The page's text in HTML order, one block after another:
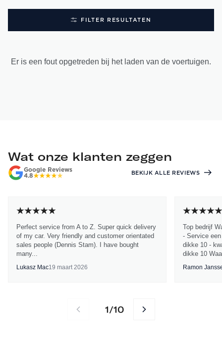
FILTER RESULTATEN
Er is een fout opgetreden bij het laden van de voertuigen.
Wat onze klanten zeggen
Google Reviews
4.8
BEKIJK ALLE REVIEWS
Perfect service from A to Z. Super quick delivery
of my car. Very friendly and customer orientated
sales people (Dennis Stam). I have bought
many...
Lukasz Mac19 maart 2026
Top bedrijf
- Service
dikke 10 -
dikke 10
Ramon
1/10